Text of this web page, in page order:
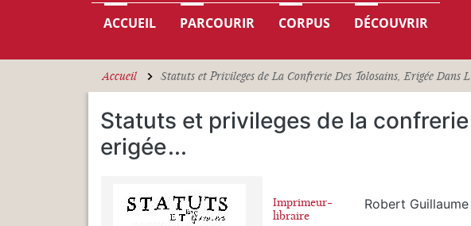
Navigation principale
ACCUEIL PARCOURIR CORPUS DÉCOUVRIR
Accueil Statuts et Privileges de La Confrerie Des Tolosains, Erigée Dans
Statuts et privileges de la
erigée...
Imprimeur-
libraire
Robert